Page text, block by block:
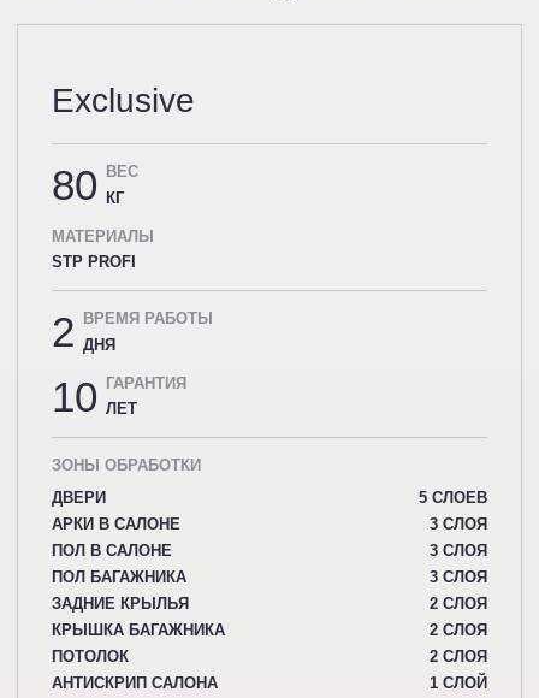
Exclusive
80
ВЕС
КГ
МАТЕРИАЛЫ
STP PROFI
2
ВРЕМЯ РАБОТЫ
ДНЯ
10
ГАРАНТИЯ
ЛЕТ
ЗОНЫ ОБРАБОТКИ
ДВЕРИ
5 СЛОЕВ
АРКИ В САЛОНЕ
3 СЛОЯ
ПОЛ В САЛОНЕ
3 СЛОЯ
ПОЛ БАГАЖНИКА
3 СЛОЯ
ЗАДНИЕ КРЫЛЬЯ
2 СЛОЯ
КРЫШКА БАГАЖНИКА
2 СЛОЯ
ПОТОЛОК
2 СЛОЯ
АНТИСКРИП САЛОНА
1 СЛОЙ